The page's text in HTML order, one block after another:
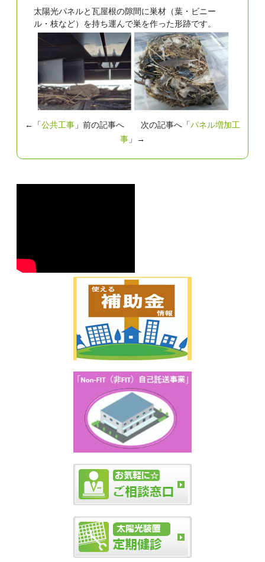
太陽光パネルと瓦屋根の隙間に巣材（葉・ビニー
ル・枝など）を持ち運んで巣を作った形跡です。
←「公共工事 」前の記事へ 次の記事へ「パネル増加工
事 」→